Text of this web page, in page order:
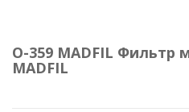
O-359 MADFIL Фильтр
MADFIL